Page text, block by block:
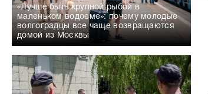
«Лучше быть крупной рыбой в
маленьком водоеме»: почему молодые
волгоградцы все чаще возвращаются
домой из Москвы